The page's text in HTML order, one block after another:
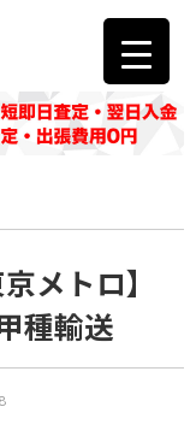
メトロ】
種輸送